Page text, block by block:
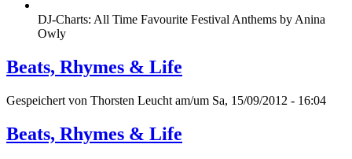
DJ-Charts: All Time Favourite Festival Anthems by Anina
Owly
Beats, Rhymes & Life
Gespeichert von Thorsten Leucht am/um Sa, 15/09/2012 - 16:04
Beats, Rhymes & Life